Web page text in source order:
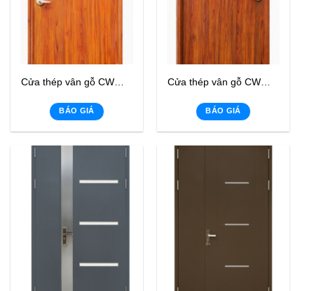
Cửa thép vân gỗ CWWL-01
BÁO GIÁ
Cửa thép vân gỗ CWWL-05
BÁO GIÁ